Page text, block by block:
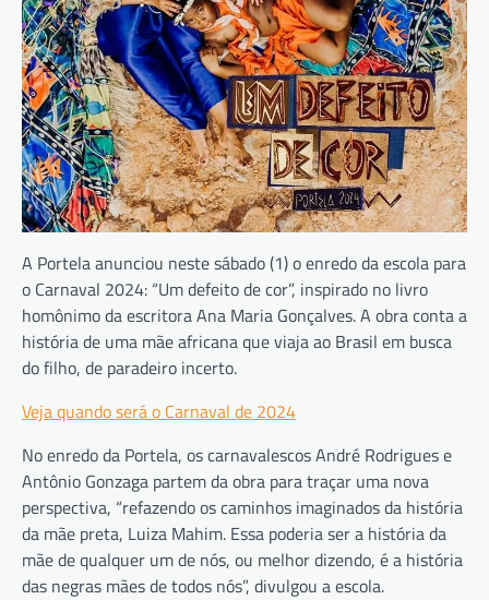
A Portela anunciou neste sábado (1) o enredo da escola para
o Carnaval 2024: “Um defeito de cor”, inspirado no livro
homônimo da escritora Ana Maria Gonçalves. A obra conta a
história de uma mãe africana que viaja ao Brasil em busca
do filho, de paradeiro incerto.
Veja quando será o Carnaval de 2024
No enredo da Portela, os carnavalescos André Rodrigues e
Antônio Gonzaga partem da obra para traçar uma nova
perspectiva, “refazendo os caminhos imaginados da história
da mãe preta, Luiza Mahim. Essa poderia ser a história da
mãe de qualquer um de nós, ou melhor dizendo, é a história
das negras mães de todos nós”, divulgou a escola.